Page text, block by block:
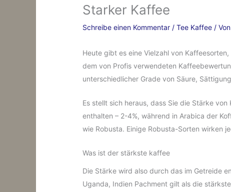
Starker Kaffee
Schreibe einen Kommentar /Tee Kaffee /
Heute gibt es eine Vielzahl von
dem von Profis verwendeten
unterschiedlicher Grade von Säure,
Es stellt sich heraus, dass Sie die Stärke
enthalten – 2-4%, während in Arabica der
wie Robusta. Einige Robusta-Sorten wirken
Was ist der stärkste kaffee
Die Stärke wird also durch das im Getreide
Uganda, Indien Pachment gilt als die